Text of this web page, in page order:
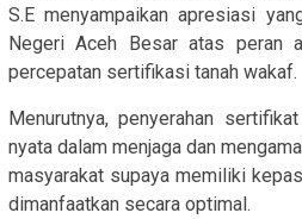
S.E menyampaikan apresiasi
Negeri Aceh Besar atas peran
percepatan sertifikasi tanah wakaf.
Menurutnya, penyerahan
nyata dalam menjaga dan
masyarakat supaya memiliki
dimanfaatkan secara optimal.